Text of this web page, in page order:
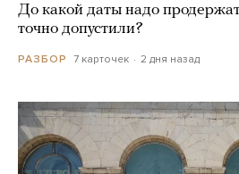
До какой даты надо
точно допустили?
РАЗБОР 7 карточек 2 дня назад